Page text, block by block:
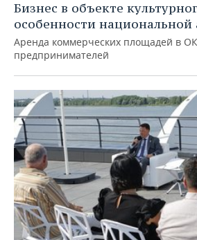
Бизнес в объекте
особенности
Аренда коммерческих площадей в
предпринимателей